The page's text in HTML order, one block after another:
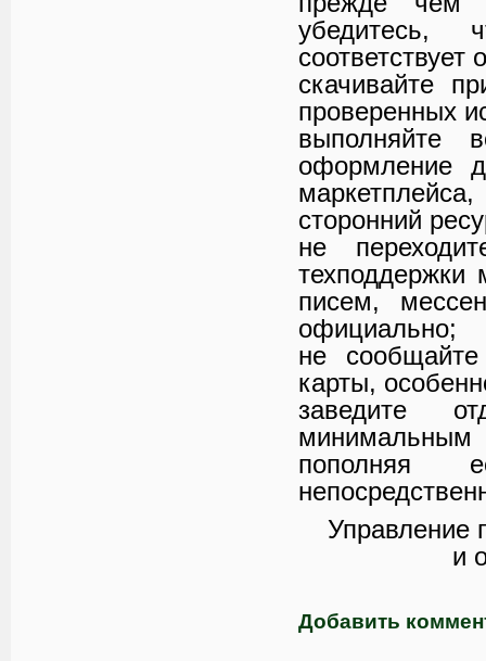
скачивайте
проверенных
выполняйте
оформление
сторонний
не
техподдержки
писем,
официально;
не
карты,
заведите
минимальным
пополняя
Управление
и
Добавить